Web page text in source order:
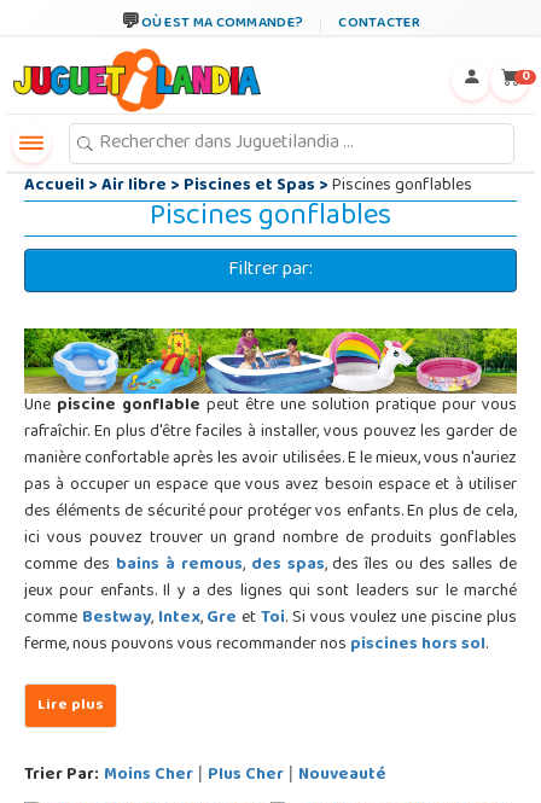
OÙ EST MA COMMANDE? CONTACTER
0
Accueil>Air libre>Piscines et Spas>Piscines gonflables
Piscines gonflables
Filtrer par:
Une piscine gonflable peut être une solution pratique pour vous
rafraîchir. En plus d'être faciles à installer, vous pouvez les garder de
manière confortable après les avoir utilisées. E le mieux, vous n'auriez
pas à occuper un espace que vous avez besoin espace et à utiliser
des éléments de sécurité pour protéger vos enfants. En plus de cela,
ici vous pouvez trouver un grand nombre de produits gonflables
comme des bains à remous, des spas, des îles ou des salles de
jeux pour enfants. Il y a des lignes qui sont leaders sur le marché
commeBestway,Intex,GreetToi. Si vous voulez une piscine plus
ferme, nous pouvons vous recommander nospiscines hors sol.
Trier Par: Moins Cher | Plus Cher | Nouveauté